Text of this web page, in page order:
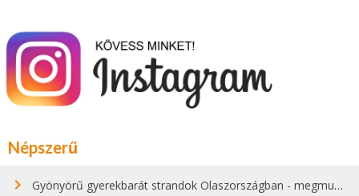
Népszerű
Gyönyörű gyerekbarát strandok Olaszországban - megmutatjuk a 15 legjobbat